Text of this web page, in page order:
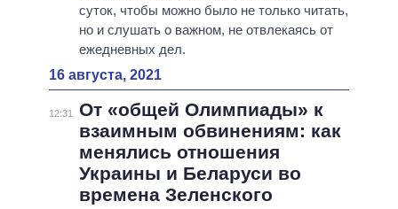
суток, чтобы можно было не только читать,
но и слушать о важном, не отвлекаясь от
ежедневных дел.
16 августа, 2021
12:31
От «общей Олимпиады» к
взаимным обвинениям: как
менялись отношения
Украины и Беларуси во
времена Зеленского